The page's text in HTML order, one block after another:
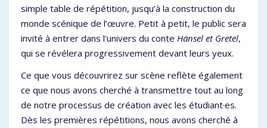
simple table de répétition, jusqu’à la construction du
monde scénique de l’œuvre. Petit à petit, le public sera
invité à entrer dans l'univers du conte Hänsel et Gretel,
qui se révélera progressivement devant leurs yeux.
Ce que vous découvrirez sur scène reflète également
ce que nous avons cherché à transmettre tout au long
de notre processus de création avec les étudiant·es.
Dès les premières répétitions, nous avons cherché à